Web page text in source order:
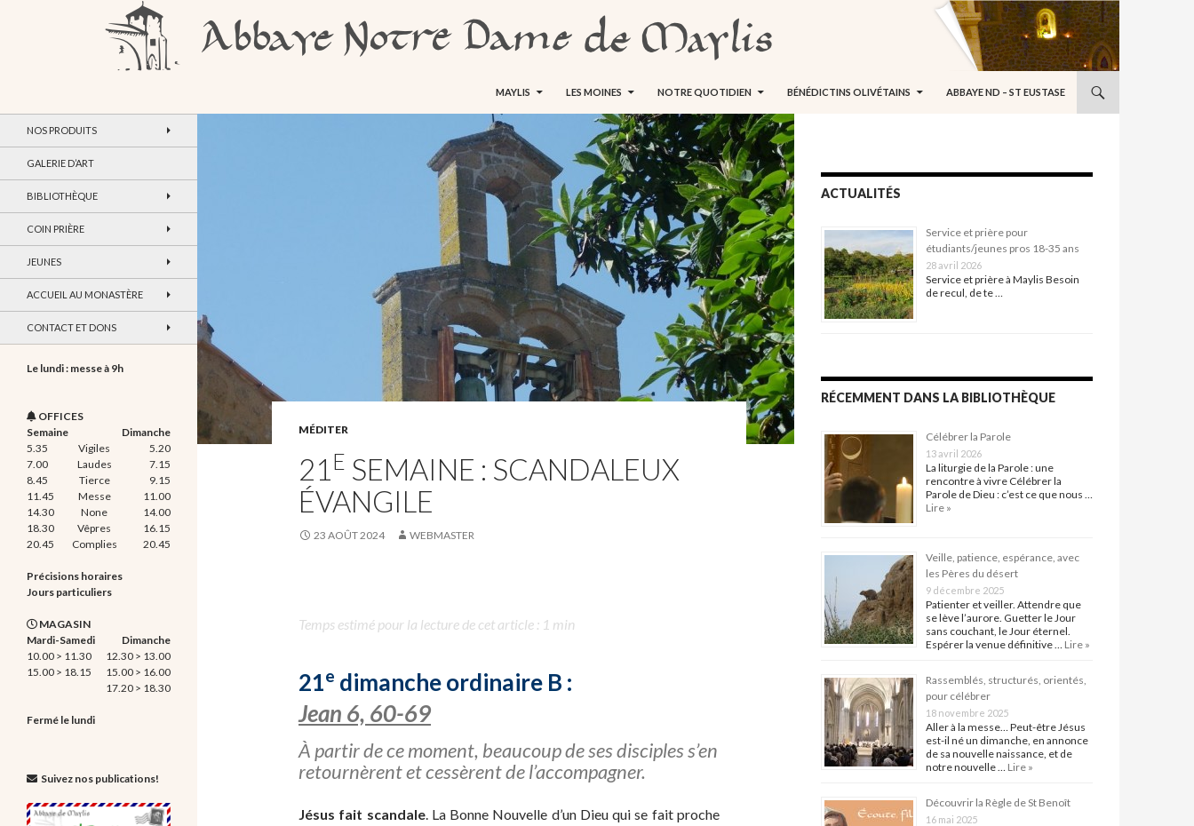
MAYLIS
LES MOINES NOTRE QUOTIDIEN BÉNÉDICTINS OLIVÉTAINS ABBAYE ND – ST EUSTASE
MÉDITER
21E SEMAINE : SCANDALEUX
ÉVANGILE
23 AOÛT 2024 WEBMASTER
Temps estimé pour la lecture de cet article : 1 min
21e dimanche ordinaire B :
Jean 6, 60-69
À partir de ce moment, beaucoup de ses disciples s’en
retournèrent et cessèrent de l’accompagner.
Jésus fait scandale. La Bonne Nouvelle d’un Dieu qui se fait proche
ACTUALITÉS
Service et prière pour
étudiants/jeunes pros 18-35 ans
28 avril 2026
Service et prière à Maylis Besoin
de recul, de te …
RÉCEMMENT DANS LA BIBLIOTHÈQUE
Célébrer la Parole
13 avril 2026
La liturgie de la Parole : une
rencontre à vivre Célébrer la
Parole de Dieu : c’est ce que nous …
Lire »
Veille, patience, espérance, avec
les Pères du désert
9 décembre 2025
Patienter et veiller. Attendre que
se lève l’aurore. Guetter le Jour
sans couchant, le Jour éternel.
Espérer la venue définitive … Lire »
Rassemblés, structurés, orientés,
pour célébrer
18 novembre 2025
Aller à la messe… Peut-être Jésus
est-il né un dimanche, en annonce
de sa nouvelle naissance, et de
notre nouvelle … Lire »
Découvrir la Règle de St Benoît
16 mai 2025
NOS PRODUITS
GALERIE D’ART
BIBLIOTHÈQUE
COIN PRIÈRE
JEUNES
ACCUEIL AU MONASTÈRE
CONTACT ET DONS
Le lundi : messe à 9h
OFFICES
Semaine
Dimanche
5.35
Vigiles
5.20
7.00
Laudes
7.15
8.45
Tierce
9.15
11.45
Messe
11.00
14.30
None
14.00
18.30
Vêpres
16.15
20.45
Complies 20.45
Précisions horaires
Jours particuliers
MAGASIN
Mardi-Samedi
Dimanche
10.00 > 11.30
12.30 > 13.00
15.00 > 18.15
15.00 > 16.00
17.20 > 18.30
Fermé le lundi
Suivez nos publications!